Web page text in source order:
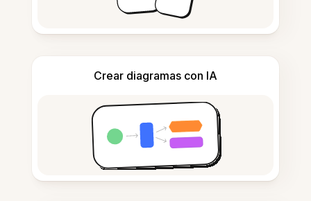
Crear diagramas con IA